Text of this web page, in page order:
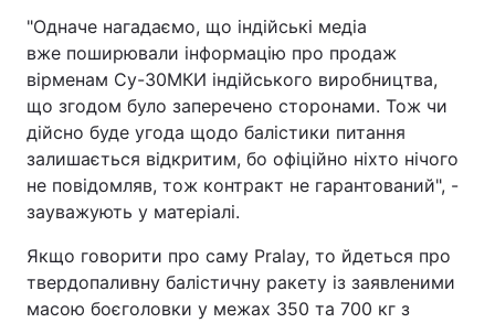
"Одначе нагадаємо, що індійські медіа
вже поширювали інформацію про продаж
вірменам Су-30МКИ індійського виробництва,
що згодом було заперечено сторонами. Тож чи
дійсно буде угода щодо балістики питання
залишається відкритим, бо офіційно ніхто нічого
не повідомляв, тож контракт не гарантований", -
зауважують у матеріалі.
Якщо говорити про саму Pralay, то йдеться про
твердопаливну балістичну ракету із заявленими
масою боєголовки у межах 350 та 700 кг з